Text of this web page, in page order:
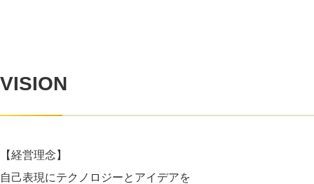
VISION
【経営理念】
自己表現にテクノロジーとアイデアを